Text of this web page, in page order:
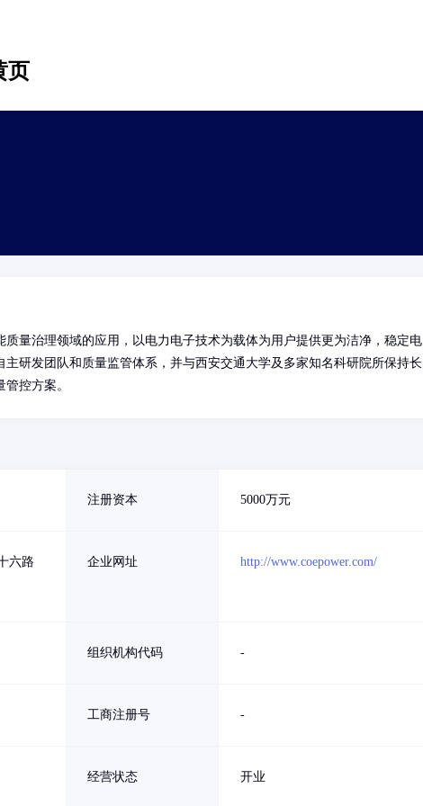
页
量治理领域的应用，以电力电子技术为载体为用户提供更为洁净，稳定电
研发团队和质量监管体系，并与西安交通大学及多家知名科研院所保持长
控方案。
注册资本 5000万元
六路 企业网址 http://www.coepower.com/
组织机构代码 -
工商注册号 -
经营状态 开业